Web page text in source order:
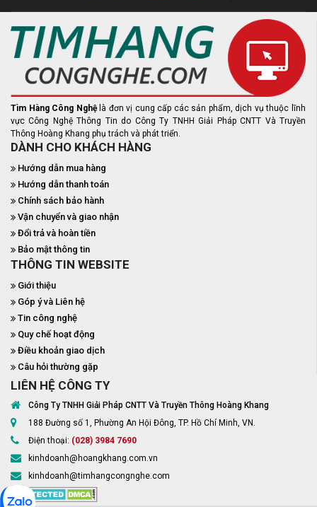
Tìm Hàng Công Nghệ là đơn vị cung cấp các sản phẩm, dịch vụ thuộc lĩnh
vực Công Nghệ Thông Tin do Công Ty TNHH Giải Pháp CNTT Và Truyền
Thông Hoàng Khang phụ trách và phát triển.
DÀNH CHO KHÁCH HÀNG
Hướng dẫn mua hàng
Hướng dẫn thanh toán
Chính sách bảo hành
Vận chuyển và giao nhận
Đổi trả và hoàn tiền
Bảo mật thông tin
THÔNG TIN WEBSITE
Giới thiệu
Góp ý và Liên hệ
Tin công nghệ
Quy chế hoạt động
Điều khoản giao dịch
Câu hỏi thường gặp
LIÊN HỆ CÔNG TY
Công Ty TNHH Giải Pháp CNTT Và Truyền Thông Hoàng Khang
188 Đường số 1, Phường An Hội Đông, TP. Hồ Chí Minh, VN.
Điện thoại: (028) 3984 7690
kinhdoanh@hoangkhang.com.vn
kinhdoanh@timhangcongnghe.com